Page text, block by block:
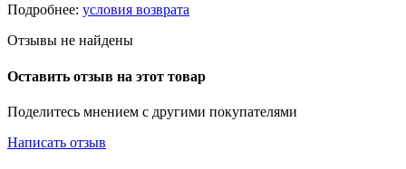
Подробнее: условия возврата
Отзывы не найдены
Оставить отзыв на этот товар
Поделитесь мнением с другими покупателями
Написать отзыв